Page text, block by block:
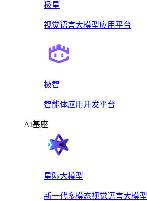
极星
视觉语言大模型应用平台
极智
智能体应用开发平台
AI基座
星际大模型
新一代多模态视觉语言大模型